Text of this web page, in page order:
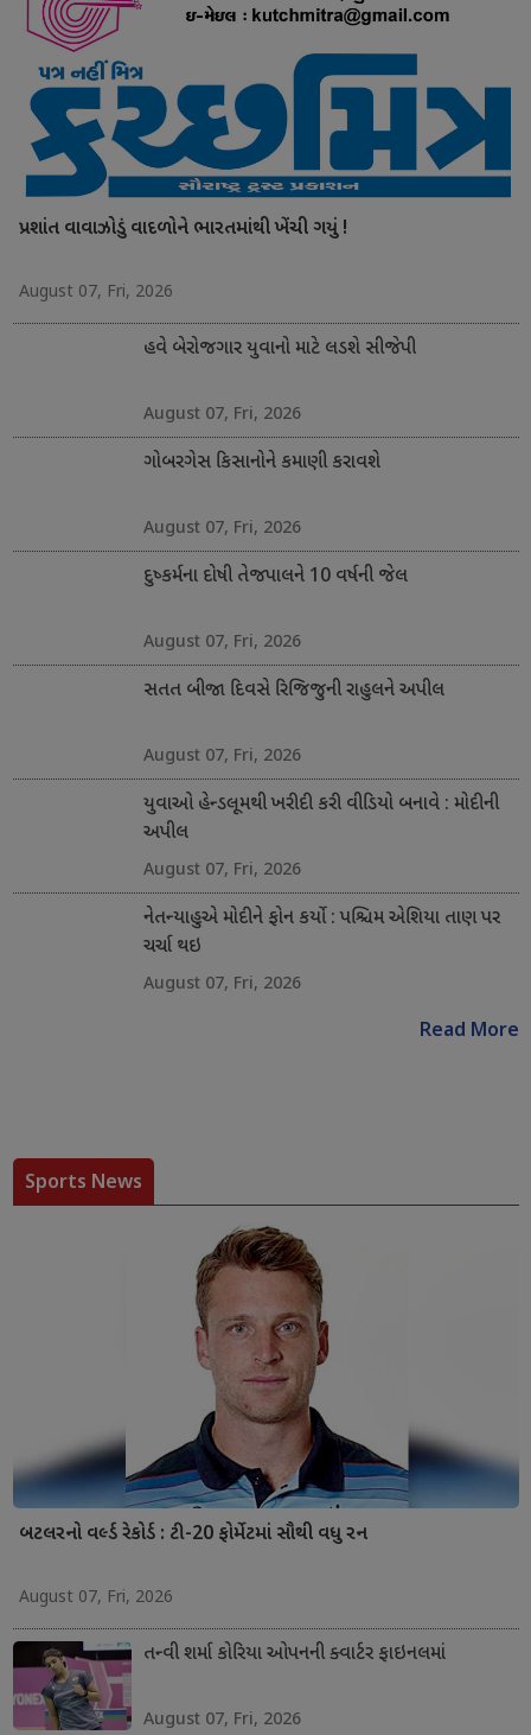
પ્રશાંત વાવાઝોડું વાદળોને ભારતમાંથી ખેંચી ગયું !
August 07, Fri, 2026
હવે બેરોજગાર યુવાનો માટે લડશે સીજેપી
August 07, Fri, 2026
ગોબરગેસ કિસાનોને કમાણી કરાવશે
August 07, Fri, 2026
દુષ્કર્મના દોષી તેજપાલને 10 વર્ષની જેલ
August 07, Fri, 2026
સતત બીજા દિવસે રિજિજુની રાહુલને અપીલ
August 07, Fri, 2026
યુવાઓ હેન્ડલૂમથી ખરીદી કરી વીડિયો બનાવે : મોદીની
અપીલ
August 07, Fri, 2026
નેતન્યાહુએ મોદીને ફોન કર્યો : પશ્ચિમ એશિયા તાણ પર
ચર્ચા થઇ
August 07, Fri, 2026
Read More
Sports News
બટલરનો વર્લ્ડ રેકોર્ડ : ટી-20 ફોર્મેટમાં સૌથી વધુ રન
August 07, Fri, 2026
તન્વી શર્મા કોરિયા ઓપનની ક્વાર્ટર ફાઇનલમાં
August 07, Fri, 2026